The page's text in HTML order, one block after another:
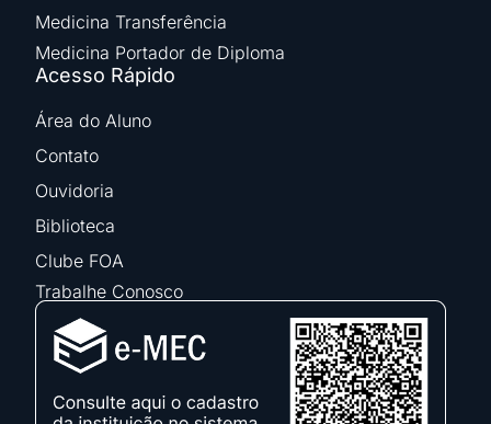
Medicina Transferência
Medicina Portador de Diploma
Acesso Rápido
Área do Aluno
Contato
Ouvidoria
Biblioteca
Clube FOA
Trabalhe Conosco